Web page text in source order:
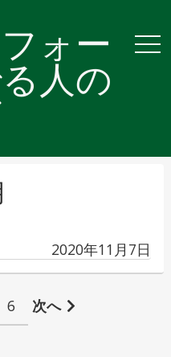
ォー
人の
投
稿
2020年11月7日
6 次へ